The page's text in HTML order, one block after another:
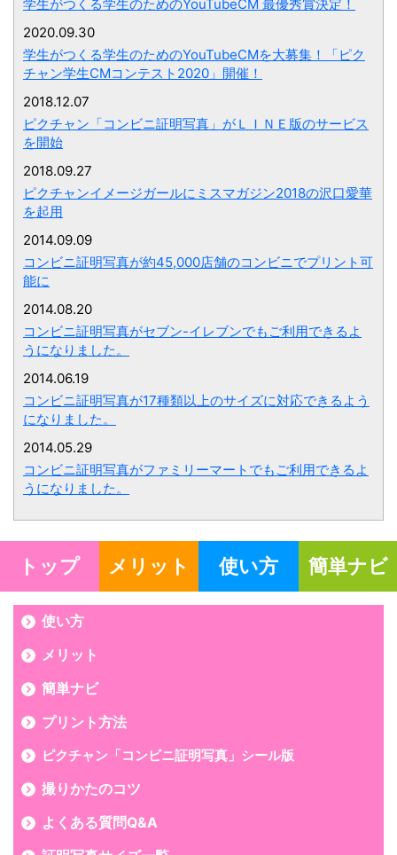
学生がつくる学生のためのYouTubeCM 最優秀賞決定！
2020.09.30
学生がつくる学生のためのYouTubeCMを大募集！「ピク
チャン学生CMコンテスト2020」開催！
2018.12.07
ピクチャン「コンビニ証明写真」がＬＩＮＥ版のサービス
を開始
2018.09.27
ピクチャンイメージガールにミスマガジン2018の沢口愛華
を起用
2014.09.09
コンビニ証明写真が約45,000店舗のコンビニでプリント可
能に
2014.08.20
コンビニ証明写真がセブン-イレブンでもご利用できるよ
うになりました。
2014.06.19
コンビニ証明写真が17種類以上のサイズに対応できるよう
になりました。
2014.05.29
コンビニ証明写真がファミリーマートでもご利用できるよ
うになりました。
トップ メリット 使い方 簡単ナビ
使い方
メリット
簡単ナビ
プリント方法
ピクチャン「コンビニ証明写真」シール版
撮りかたのコツ
よくある質問Q&A